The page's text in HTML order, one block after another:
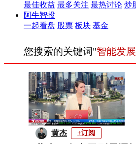
最佳收益 最多关注 最热讨论 炒
阿牛智投
一起看盘 股票 板块 基金
您搜索的关键词"智能发展
黄杰 +订阅